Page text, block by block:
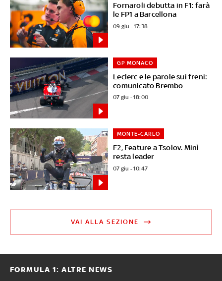
Fornaroli debutta in F1: farà
le FP1 a Barcellona
09 giu - 17:38
Leclerc e le parole sui freni:
comunicato Brembo
GP MONACO
07 giu - 18:00
F2, Feature a Tsolov. Minì
resta leader
MONTE-CARLO
07 giu - 10:47
VAI ALLA SEZIONE
FORMULA 1: ALTRE NEWS